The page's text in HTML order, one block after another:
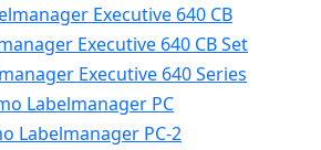
Executive 640 CB
Executive 640 CB Set
Executive 640 Series
Labelmanager PC
Labelmanager PC-2